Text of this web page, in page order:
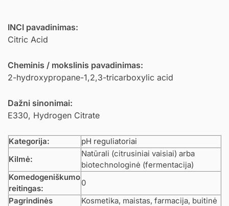
INCI pavadinimas:
Citric Acid
Cheminis / mokslinis pavadinimas:
2-hydroxypropane-1,2,3-tricarboxylic acid
Dažni sinonimai:
E330, Hydrogen Citrate
Kategorija:
pH reguliatoriai
Kilmė:
Natūrali (citrusiniai vaisiai) arba
biotechnologinė (fermentacija)
Komedogeniškumo
reitingas:
0
Pagrindinės
Kosmetika, maistas, farmacija, buitinė